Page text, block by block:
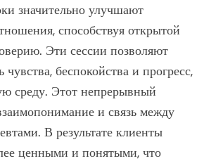
значительно улучшают
способствуя открытой
Эти сессии позволяют
беспокойства и прогресс,
среду. Этот непрерывный
и связь между
В результате клиенты
ценными и понятыми, что